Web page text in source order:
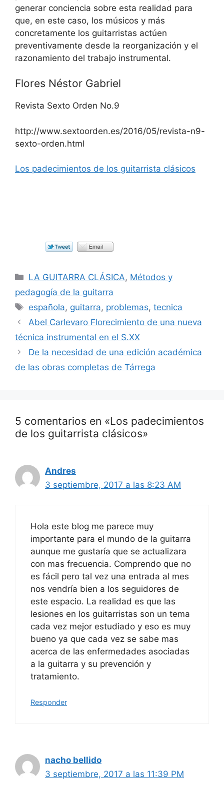
generar conciencia sobre esta realidad para
que, en este caso, los músicos y más
concretamente los guitarristas actúen
preventivamente desde la reorganización y el
razonamiento del trabajo instrumental.
Flores Néstor Gabriel
Revista Sexto Orden No.9
http://www.sextoorden.es/2016/05/revista-n9-
sexto-orden.html
Los padecimientos de los guitarrista clásicos
Categorías
LA GUITARRA CLÁSICA, Métodos y
pedagogía de la guitarra
Etiquetas
española, guitarra, problemas,tecnica
Abel Carlevaro Florecimiento de una nueva
técnica instrumental en el S.XX
De la necesidad de una edición académica
de las obras completas de Tárrega
5 comentarios en «Los padecimientos
de los guitarrista clásicos»
Andres
3 septiembre, 2017 a las 8:23 AM
Hola este blog me parece muy
importante para el mundo de la guitarra
aunque me gustaría que se actualizara
con mas frecuencia. Comprendo que no
es fácil pero tal vez una entrada al mes
nos vendría bien a los seguidores de
este espacio. La realidad es que las
lesiones en los guitarristas son un tema
cada vez mejor estudiado y eso es muy
bueno ya que cada vez se sabe mas
acerca de las enfermedades asociadas
a la guitarra y su prevención y
tratamiento.
Responder
nacho bellido
3 septiembre, 2017 a las 11:39 PM